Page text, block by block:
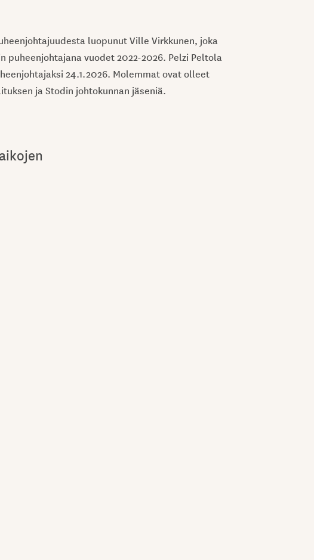
luopunut Ville Virkkunen, joka
puheenjohtajana vuodet 2022-2026. Pelzi Peltola
24.1.2026. Molemmat ovat olleet
ja Stodin johtokunnan jäseniä.